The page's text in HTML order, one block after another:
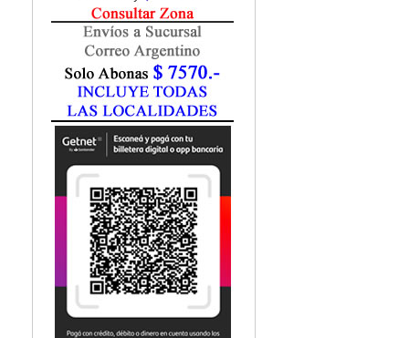
Metodología Investigación
Negocios
Periodismo
Política
Programación
Psicología
Química
Recursos Humanos
Redes / LAN / WiFi
Sociología